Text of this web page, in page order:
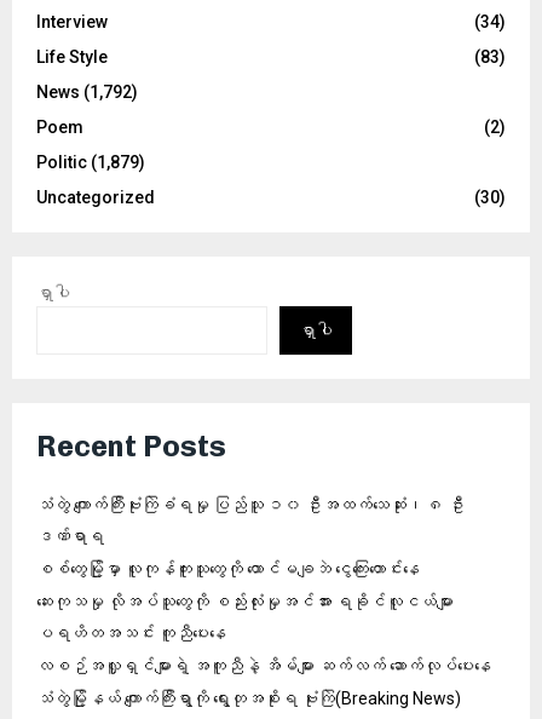
Interview
(34)
Life Style
(83)
News (1,792)
Poem
(2)
Politic (1,879)
Uncategorized
(30)
ရှာပါ
ရှာပါ
Recent Posts
သံတွဲ ကျောက်ကြီးဗုံးကြဲခံရမှု ပြည်သူ ၁၀ ဦးအထက်သေဆုံး၊ ၈ ဦး
ဒဏ်ရာရ
စစ်တွေမြို့မှာ လူကုန်ကူးသူတွေကို ထောင်မချဘဲ ငွေကြေးတောင်းနေ
ဆေးကုသမှု လိုအပ်သူတွေကို စည်းလုံးမှုအင်အား ရခိုင်လူငယ်များ
ပရဟိတအသင်း ကူညီပေးနေ
လစဉ်အလှူရှင်များရဲ့ အကူညီနဲ့ အိမ်များ ဆက်လက် ဆောက်လုပ်ပေးနေ
သံတွဲမြို့နယ် ကျောက်ကြီးရွာကို ရွေးတုအစိုးရ ဗုံးကြဲ(Breaking News)